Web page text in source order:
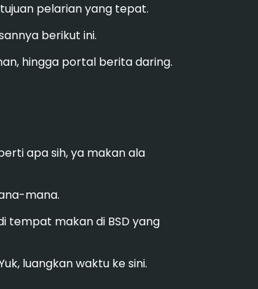
pelarian yang tepat.
berikut ini.
hingga portal berita daring.
apa sih, ya makan ala
mana.
tempat makan di BSD yang
luangkan waktu ke sini.